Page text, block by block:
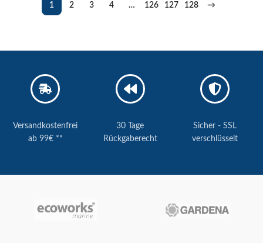
1 2 3 4 … 126 127 128 →
Versandkostenfrei
ab 99€ **
30 Tage
Rückgaberecht
Sicher - SSL
verschlüsselt